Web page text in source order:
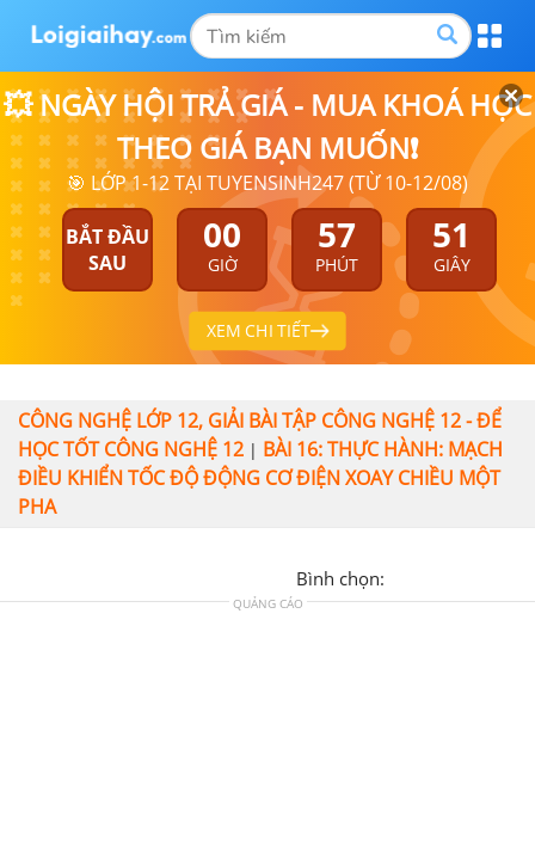
💥 NGÀY HỘI TRẢ GIÁ - MUA KHOÁ HỌC
THEO GIÁ BẠN MUỐN❗
🎯 LỚP 1-12 TẠI TUYENSINH247 (TỪ 10-12/08)
BẮT ĐẦU
SAU
00
GIỜ
57
PHÚT
51
GIÂY
XEM CHI TIẾT
CÔNG NGHỆ LỚP 12, GIẢI BÀI TẬP CÔNG NGHỆ 12 - ĐỂ
HỌC TỐT CÔNG NGHỆ 12 | BÀI 16: THỰC HÀNH: MẠCH
ĐIỀU KHIỂN TỐC ĐỘ ĐỘNG CƠ ĐIỆN XOAY CHIỀU MỘT
PHA
Bình chọn:
QUẢNG CÁO